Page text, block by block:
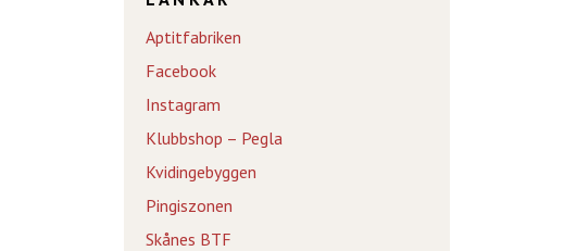
Aptitfabriken
Facebook
Instagram
Klubbshop – Pegla
Kvidingebyggen
Pingiszonen
Skånes BTF